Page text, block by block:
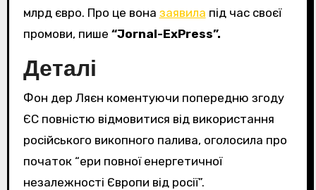
млрд євро. Про це вона заявила під час своєї
промови, пише “Jornal-ExPress”.
Деталі
Фон дер Ляєн коментуючи попередню згоду
ЄС повністю відмовитися від використання
російського викопного палива, оголосила про
початок “ери повної енергетичної
незалежності Європи від росії”.